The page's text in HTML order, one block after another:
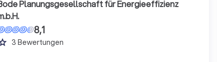
Planungsgesellschaft für Energieeffizienz
8,1
3 Bewertungen